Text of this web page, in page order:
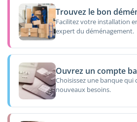
Trouvez le bon
Facilitez votre installation
expert du déménagement.
Ouvrez un compte
Choisissez une banque qui
nouveaux besoins.